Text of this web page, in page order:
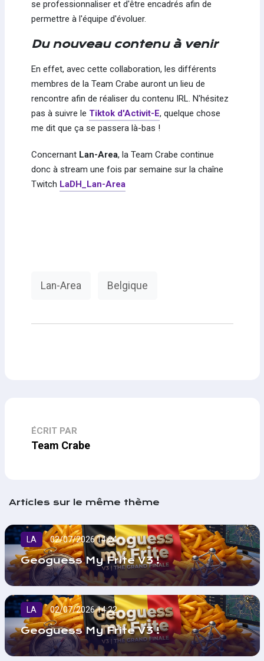
se professionnaliser et d'être encadrés afin de
permettre à l'équipe d'évoluer.
Du nouveau contenu à venir
En effet, avec cette collaboration, les différents
membres de la Team Crabe auront un lieu de
rencontre afin de réaliser du contenu IRL. N'hésitez
pas à suivre le Tiktok d'Activit-E, quelque chose
me dit que ça se passera là-bas !
ConcernantLan-Area, la Team Crabe continue
donc à stream une fois par semaine sur la chaîne
Twitch LaDH_Lan-Area
Lan-Area Belgique
ÉCRIT PAR
Team Crabe
Articles sur le même thème
LA 02/07/2026 14:24
Geoguess My Frite V3 !
LA 02/07/2026 14:22
Geoguess My Frite V3 !